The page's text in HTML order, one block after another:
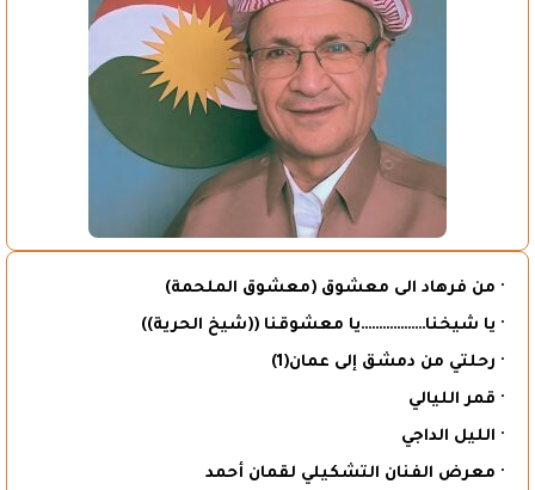
· من فرهاد الى معشوق (معشوق الملحمة)
· يا شيخنا………………يا معشوقنا ((شيخ الحرية))
· رحلتي من دمشق إلى عمان(1)
· قمر الليالي
· الليل الداجي
· معرض الفنان التشكيلي لقمان أحمد